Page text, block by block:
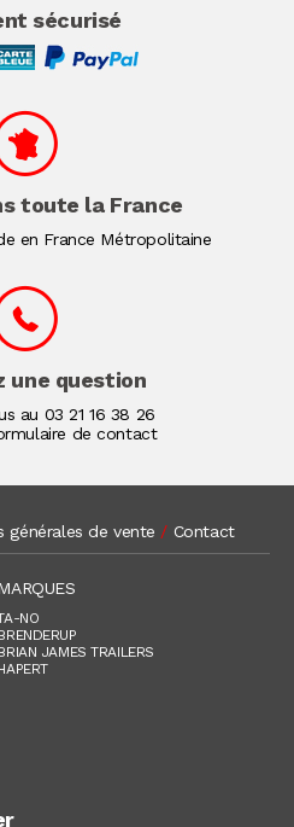
sécurisé
toute la France
en France Métropolitaine
une question
au 03 21 16 38 26
de contact
générales de vente / Contact
NO
JAMES TRAILERS